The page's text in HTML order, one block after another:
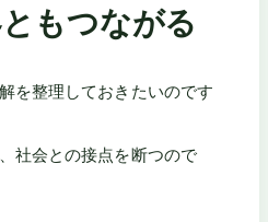
もつながる
を整理しておきたいのです
社会との接点を断つので